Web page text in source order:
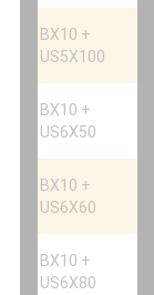
BX10 +
US5X100
BX10 +
US6X50
BX10 +
US6X60
BX10 +
US6X80